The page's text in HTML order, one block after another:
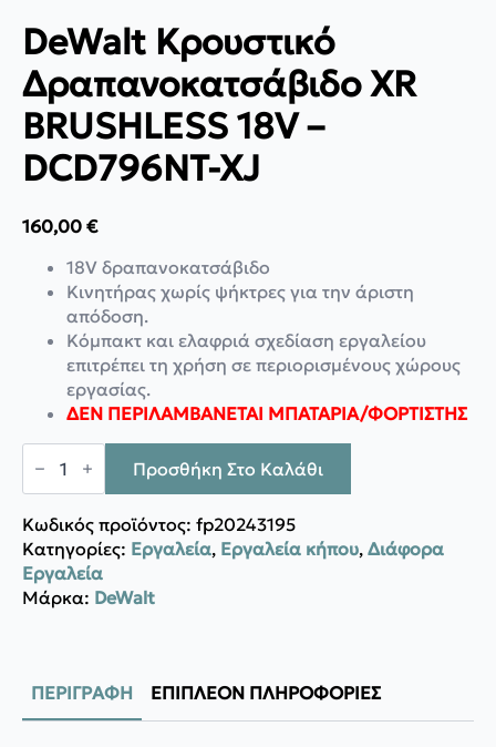
DeWalt Kρουστικό
Δραπανοκατσάβιδο XR
BRUSHLESS 18V –
DCD796NT-XJ
160,00 €
18V δραπανοκατσάβιδο
Κινητήρας χωρίς ψήκτρες για την άριστη
απόδοση.
Κόμπακτ και ελαφριά σχεδίαση εργαλείου
επιτρέπει τη χρήση σε περιορισμένους χώρους
εργασίας.
ΔΕΝ ΠΕΡΙΛΑΜΒΑΝΕΤΑΙ ΜΠΑΤΑΡΙΑ/ΦΟΡΤΙΣΤΗΣ
DeWalt
Kρουστικό
Δραπανοκατσάβιδο
BRUSHLESS
18V
-
DCD796NT-
XJ
ποσότητα
Προσθήκη Στο Καλάθι
Κωδικός προϊόντος: fp20243195
Κατηγορίες: Εργαλεία, Εργαλεία κήπου, Διάφορα
Eργαλεία
Μάρκα: DeWalt
ΠΕΡΙΓΡΑΦΉ ΕΠΙΠΛΈΟΝ ΠΛΗΡΟΦΟΡΊΕΣ